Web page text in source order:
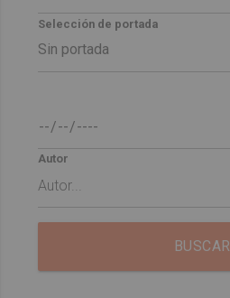
Selección de portada
Autor
BUSCAR